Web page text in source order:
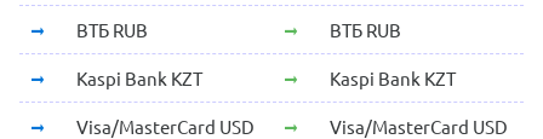
ВТБ RUB ВТБ RUB
Kaspi Bank KZT Kaspi Bank KZT
Visa/MasterCard USD Visa/MasterCard USD